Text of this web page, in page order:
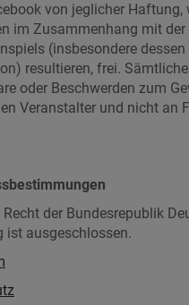
von jeglicher Haftung,
im Zusammenhang mit
(insbesondere
resultieren, frei.
oder Beschwerden zum
Veranstalter und nicht an
der Bundesrepublik
ist ausgeschlossen.